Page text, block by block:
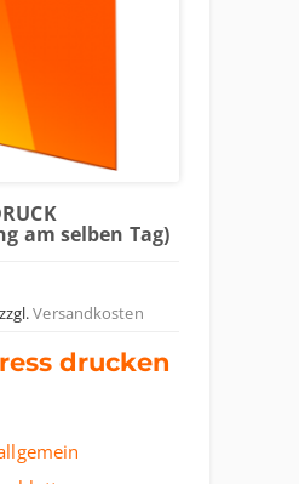
am selben Tag)
zzgl.Versandkosten
drucken